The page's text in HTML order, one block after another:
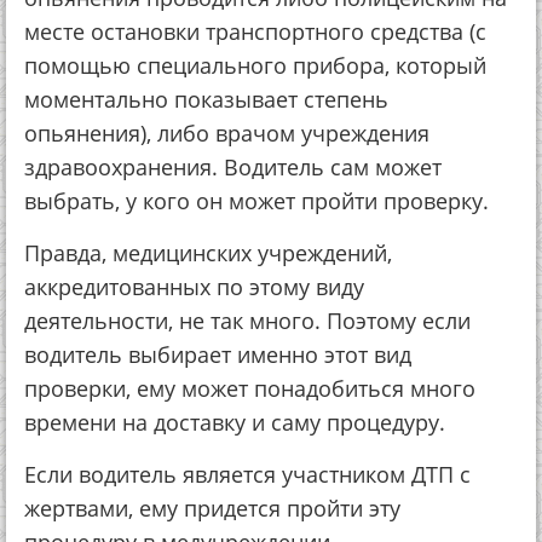
месте остановки транспортного средства (с
помощью специального прибора, который
моментально показывает степень
опьянения), либо врачом учреждения
здравоохранения. Водитель сам может
выбрать, у кого он может пройти проверку.
Правда, медицинских учреждений,
аккредитованных по этому виду
деятельности, не так много. Поэтому если
водитель выбирает именно этот вид
проверки, ему может понадобиться много
времени на доставку и саму процедуру.
Если водитель является участником ДТП с
жертвами, ему придется пройти эту